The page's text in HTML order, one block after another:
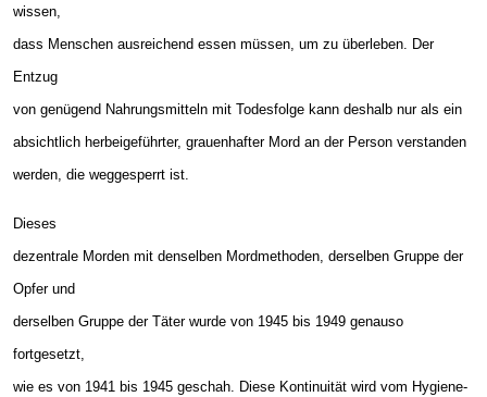
wissen,
dass Menschen ausreichend essen müssen, um zu überleben. Der
Entzug
von genügend Nahrungsmitteln mit Todesfolge kann deshalb nur als ein
absichtlich herbeigeführter, grauenhafter Mord an der Person verstanden
werden, die weggesperrt ist.
Dieses
dezentrale Morden mit denselben Mordmethoden, derselben Gruppe der
Opfer und
derselben Gruppe der Täter wurde von 1945 bis 1949 genauso
fortgesetzt,
wie es von 1941 bis 1945 geschah. Diese Kontinuität wird vom Hygiene-